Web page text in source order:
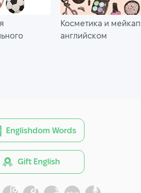
Косметика и
английском
Englishdom Words
Gift English